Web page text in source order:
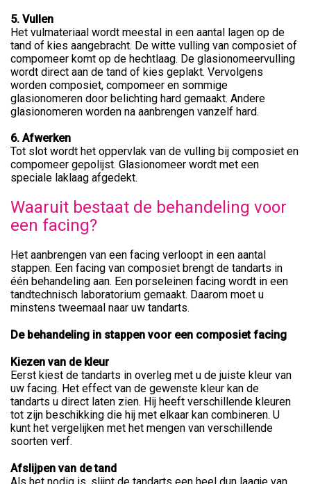
5. Vullen
Het vulmateriaal wordt meestal in een aantal lagen op de
tand of kies aangebracht. De witte vulling van composiet of
compomeer komt op de hechtlaag. De glasionomeervulling
wordt direct aan de tand of kies geplakt. Vervolgens
worden composiet, compomeer en sommige
glasionomeren door belichting hard gemaakt. Andere
glasionomeren worden na aanbrengen vanzelf hard.
6. Afwerken
Tot slot wordt het oppervlak van de vulling bij composiet en
compomeer gepolijst. Glasionomeer wordt met een
speciale laklaag afgedekt.
Waaruit bestaat de behandeling voor
een facing?
Het aanbrengen van een facing verloopt in een aantal
stappen. Een facing van composiet brengt de tandarts in
één behandeling aan. Een porseleinen facing wordt in een
tandtechnisch laboratorium gemaakt. Daarom moet u
minstens tweemaal naar uw tandarts.
De behandeling in stappen voor een composiet facing
Kiezen van de kleur
Eerst kiest de tandarts in overleg met u de juiste kleur van
uw facing. Het effect van de gewenste kleur kan de
tandarts u direct laten zien. Hij heeft verschillende kleuren
tot zijn beschikking die hij met elkaar kan combineren. U
kunt het vergelijken met het mengen van verschillende
soorten verf.
Afslijpen van de tand